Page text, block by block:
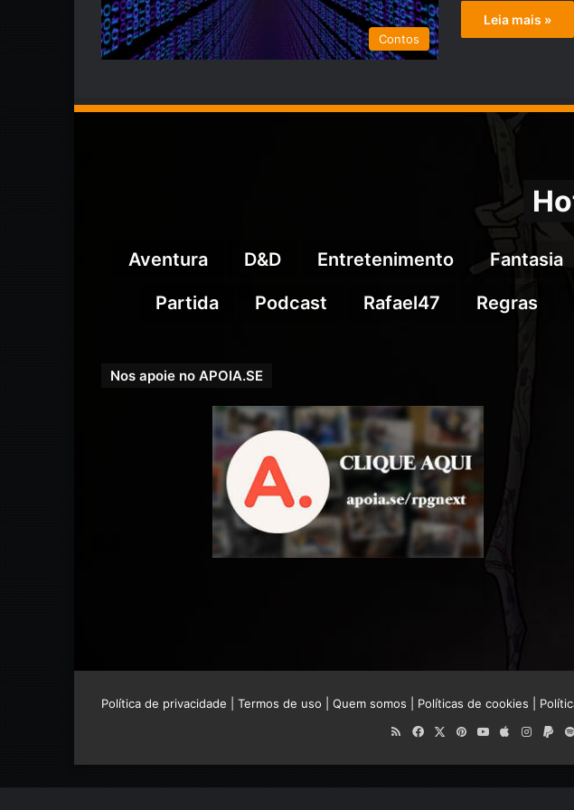
Contos
Leia mais »
Aventura D&D Entretenimento Fantasia
Partida
Podcast Rafael47 Regras
Nos apoie no APOIA.SE
Política de privacidade Termos de uso Quem somos Políticas de cookies
RSSFacebook
X PinterestYouTube
Apple